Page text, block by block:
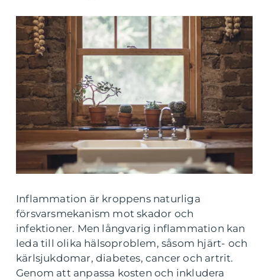
Inflammation är kroppens naturliga
försvarsmekanism mot skador och
infektioner. Men långvarig inflammation kan
leda till olika hälsoproblem, såsom hjärt- och
kärlsjukdomar, diabetes, cancer och artrit.
Genom att anpassa kosten och inkludera